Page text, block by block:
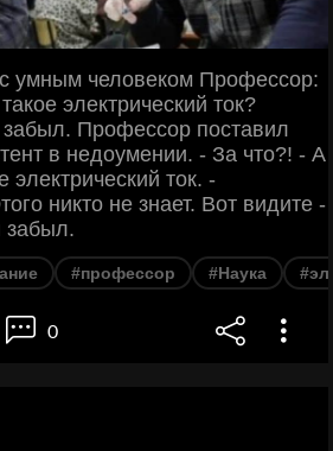
умным человеком Профессор:
электрический ток?
Профессор поставил
в недоумении. - За что?! - А
электрический ток. -
никто не знает. Вот видите -
забыл.
#профессор #Наука
0